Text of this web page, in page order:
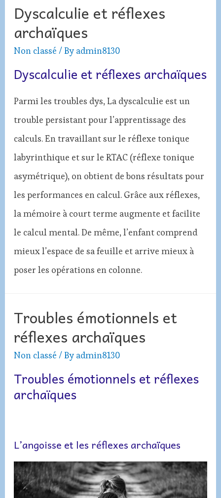
Dyscalculie et réflexes
archaïques
Non classé / By admin8130
Dyscalculie et réflexes archaïques
Parmi les troubles dys, La dyscalculie est un
trouble persistant pour l’apprentissage des
calculs. En travaillant sur le réflexe tonique
labyrinthique et sur le RTAC (réflexe tonique
asymétrique), on obtient de bons résultats pour
les performances en calcul. Grâce aux réflexes,
la mémoire à court terme augmente et facilite
le calcul mental. De même, l’enfant comprend
mieux l’espace de sa feuille et arrive mieux à
poser les opérations en colonne.
Troubles émotionnels et
réflexes archaïques
Non classé / By admin8130
Troubles émotionnels et réflexes
archaïques
L’angoisse et les réflexes archaïques